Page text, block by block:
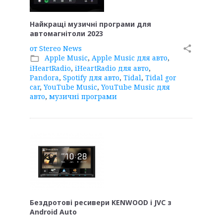
Найкращі музичні програми для
автомагнітоли 2023
от Stereo News
folder_open Apple Music, Apple Music для авто,
iHeartRadio, iHeartRadio для авто,
Pandora, Spotify для авто, Tidal, Tidal gor
car, YouTube Music, YouTube Music для
авто, музичні програми
share
Бездротові ресивери KENWOOD і JVC з
Android Auto